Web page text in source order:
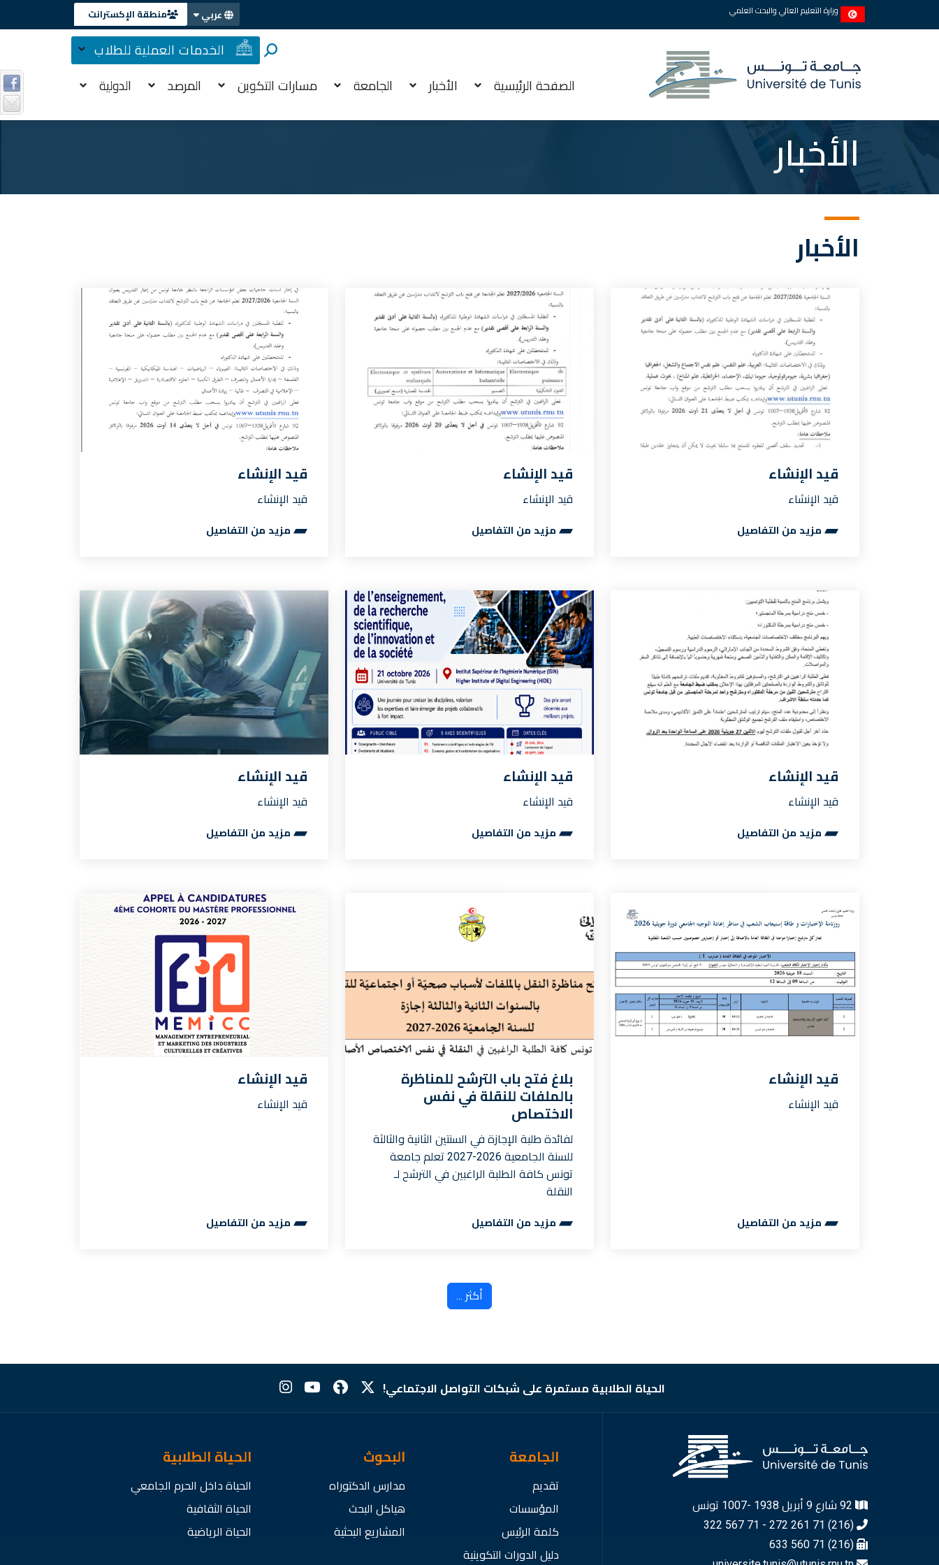
وزارة التعليم العالي والبحث العلمي عربي منطقة الإكسترانت
الخدمات العملية للطلاب
الصفحة الرئيسية الأخبار الجامعة مسارات التكوين المرصد الدولية
الأخبار
الأخبار
قيد الإنشاء
قيد الإنشاء
مزيد من التفاصيل
قيد الإنشاء
قيد الإنشاء
مزيد من التفاصيل
قيد الإنشاء
قيد الإنشاء
مزيد من التفاصيل
قيد الإنشاء
قيد الإنشاء
مزيد من التفاصيل
قيد الإنشاء
قيد الإنشاء
مزيد من التفاصيل
قيد الإنشاء
قيد الإنشاء
مزيد من التفاصيل
قيد الإنشاء
قيد الإنشاء
مزيد من التفاصيل
بلاغ فتح باب الترشح للمناظرة
بالملفات للنقلة في نفس
الاختصاص
لفائدة طلبة الإجازة في السنتين الثانية والثالثة
للسنة الجامعية 2026-2027 تعلم جامعة
تونس كافة الطلبة الراغبين في الترشح لـ
النقلة
مزيد من التفاصيل
قيد الإنشاء
قيد الإنشاء
مزيد من التفاصيل
أكثر ...
الحياة الطلابية مستمرة على شبكات التواصل الاجتماعي!
(216) 71 261 272 - 71 567 322
(216) 71 560 633
الجامعة
تقديم
المؤسسات
كلمة الرئيس
دليل الدورات التكوينية
البحوث
مدارس الدكتوراه
هياكل البحث
المشاريع البحثية
الحياة الطلابية
الحياة داخل الحرم الجامعي
الحياة الثقافية
الحياة الرياضية